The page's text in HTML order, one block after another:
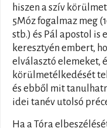
hiszen a szív
5Móz fogalmaz meg
stb.) és Pál apostol is
keresztyén embert,
elválasztó elemeket,
körülmetélkedését
és ebből mit
idei tanév utolsó
Ha a Tóra